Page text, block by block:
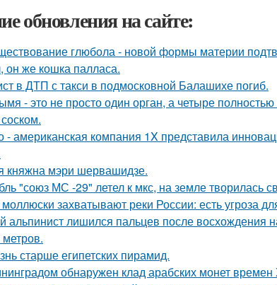
обновления на сайте:
глюбола - новой формы материи
он же кошка палласа.
в ДТП с такси в подмосковной Балашихе погиб.
- это не просто один орган, а четыре
- американская компания 1X представила
княжна мэри шервашидзе.
"союз МС -29" летел к мкс, на земле творилась
захватывают реки России: есть угроза
альпинист лишился пальцев после восхождения
старше египетских пирамид.
обнаружен клад арабских монет